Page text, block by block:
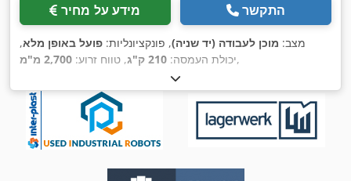
מידע על מחיר התקשר
מצב: מוכן לעבודה (יד שניה), פונקציונליות: פועל באופן מלא,
יכולת העמסה: 210 ק"ג , טווח זרוע: 2,700 מ"מ ,